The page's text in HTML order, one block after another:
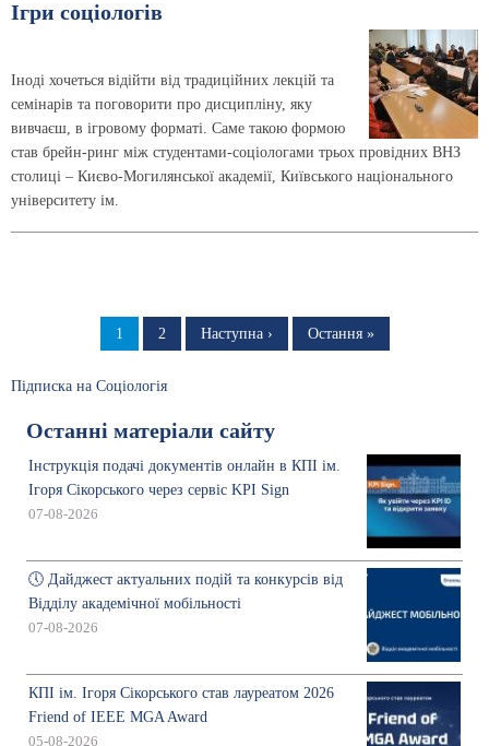
Ігри соціологів
Іноді хочеться відійти від традиційних лекцій та
семінарів та поговорити про дисципліну, яку
вивчаєш, в ігровому форматі. Саме такою формою
став брейн-ринг між студентами-соціологами трьох провідних ВНЗ
столиці – Києво-Могилянської академії, Київського національного
університету ім.
Сторінка
1 Сторінка
2
Наступна
Наступна ›
Остання
Остання »
Підписка на Соціологія
Останні матеріали сайту
Інструкція подачі документів онлайн в КПІ ім.
Ігоря Сікорського через сервіс KPI Sign
07-08-2026
🕔 Дайджест актуальних подій та конкурсів від
Відділу академічної мобільності
07-08-2026
КПІ ім. Ігоря Сікорського став лауреатом 2026
Friend of IEEE MGA Award
05-08-2026